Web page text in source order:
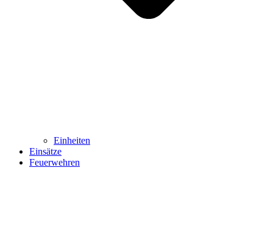
Einheiten
Einsätze
Feuerwehren